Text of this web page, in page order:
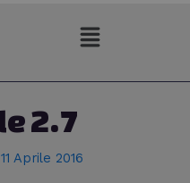
2.7
11 Aprile 2016